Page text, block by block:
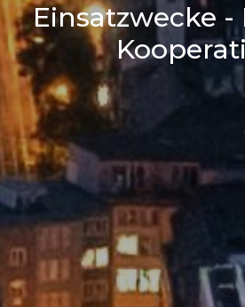
Einsatzwecke -